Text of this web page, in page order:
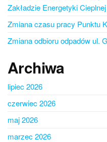
Zakładzie Energetyki Cieplnej
Zmiana czasu pracy Punktu
Zmiana odbioru odpadów ul.
Archiwa
lipiec 2026
czerwiec 2026
maj 2026
marzec 2026